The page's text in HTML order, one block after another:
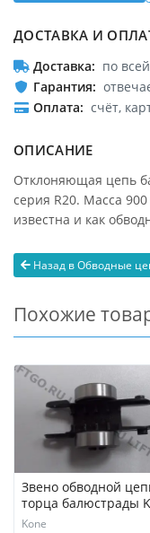
ДОСТАВКА И
Доставка
по
Гарантия
Оплата
счёт,
ОПИСАНИЕ
Отклоняющая цепь
серия R20. Масса
известна и как
Назад в Обводные
Похожие
Звено обводной
торца балюстрады
Kone